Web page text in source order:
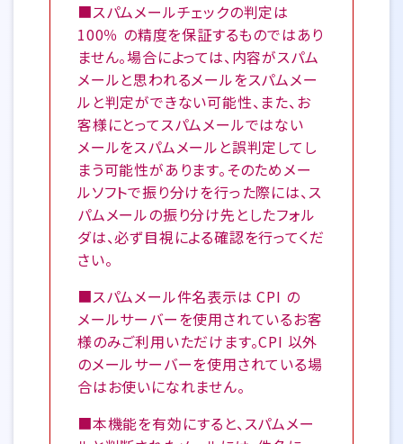
■スパムメールチェックの判定は
100％ の精度を保証するものではあり
ません。場合によっては、内容がスパム
メールと思われるメールをスパムメー
ルと判定ができない可能性、また、お
客様にとってスパムメールではない
メールをスパムメールと誤判定してし
まう可能性があります。そのためメー
ルソフトで振り分けを行った際には、ス
パムメールの振り分け先としたフォル
ダは、必ず目視による確認を行ってくだ
さい。
■スパムメール件名表示は CPI の
メールサーバーを使用されているお客
様のみご利用いただけます。CPI 以外
のメールサーバーを使用されている場
合はお使いになれません。
■本機能を有効にすると、スパムメー